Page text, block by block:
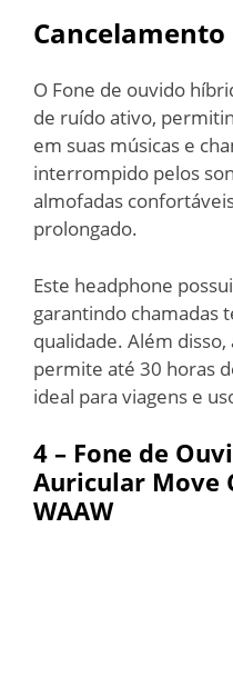
O Fone de ouvido
de ruído ativo,
em suas músicas e
interrompido pelos
almofadas
prolongado.
Este headphone
garantindo chamadas
qualidade. Além
permite até 30 horas
ideal para viagens e
4 – Fone de
Auricular Move
WAAW